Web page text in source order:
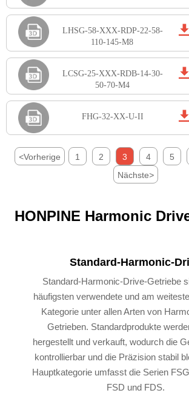
LHSG-58-XXX-RDP-22-58-
110-145-M8

LCSG-25-XXX-RDB-14-30-
50-70-M4

FHG-32-XX-U-II 
<Vorherige 1 2 3 4 5
Nächste>
HONPINE Harmonic
Standard-Harmonic-
Standard-Harmonic-Drive-Getriebe
häufigsten verwendete und am
Kategorie unter allen Arten von
Getrieben. Standardprodukte
hergestellt und verkauft, wodurch die
kontrollierbar und die Präzision stabil
Hauptkategorie umfasst die Serien
FSD und FDS.